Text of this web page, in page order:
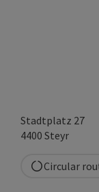
Stadtplatz 27
4400 Steyr
Circular